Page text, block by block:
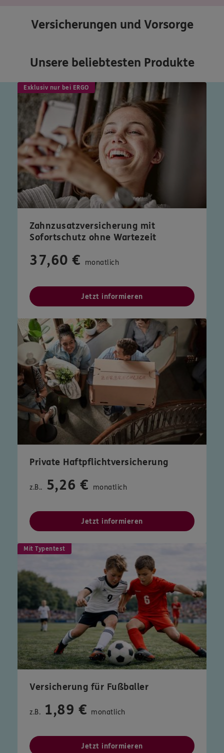
Versicherungen und Vorsorge
Unsere beliebtesten Produkte
Exklusiv nur bei ERGO
Zahnzusatzversicherung mit
Sofortschutz ohne Wartezeit
37,60 € monatlich
Jetzt informieren
Private Haftpflichtversicherung
z.B.. 5,26 € monatlich
Jetzt informieren
Mit Typentest
Versicherung für Fußballer
z.B. 1,89 € monatlich
Jetzt informieren